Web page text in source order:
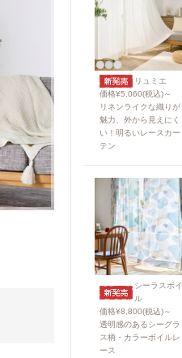
リュミエ
価格¥5,060(税込)～
リネンライクな織りが
魅力、外から見えにく
い！明るいレースカー
テン
シーラスボイ
ル
価格¥8,800(税込)～
透明感のあるシーグラ
ス柄・カラーボイルレ
ース